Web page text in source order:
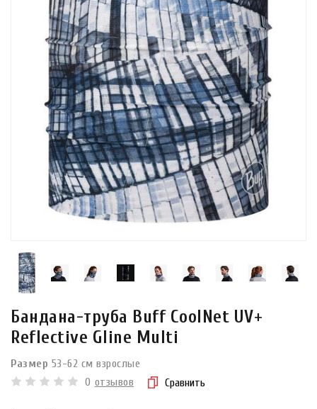
Бандана-труба Buff CoolNet UV+
Reflective Gline Multi
Размер 53-62 см взрослые
0 отзывов Сравнить